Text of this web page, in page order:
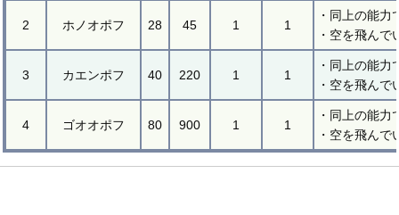
2 ホノオポフ 28 45 1 1
・同上の能
・空を飛んで
3 カエンポフ 40 220 1 1
・同上の能
・空を飛んで
4 ゴオオポフ 80 900 1 1
・同上の能
・空を飛んで